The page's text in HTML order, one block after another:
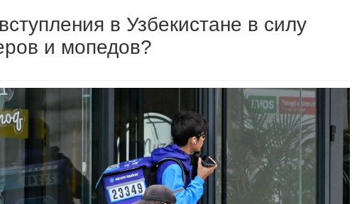
в Узбекистане в силу
и мопедов?